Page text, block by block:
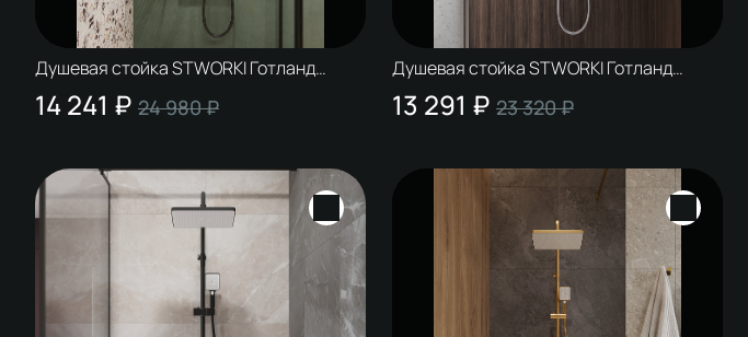
Душевая стойка STWORKI Готланд
S13165BK матовая черная
14 241 ₽ 24 980 ₽
Душевая стойка STWORKI Готланд
S13165CR хром
13 291 ₽ 23 320 ₽